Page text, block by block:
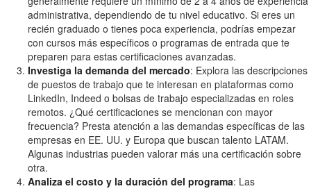
administrativa, dependiendo de tu nivel educativo. Si eres un
recién graduado o tienes poca experiencia, podrías empezar
con cursos más específicos o programas de entrada que te
preparen para estas certificaciones avanzadas.
Investiga la demanda del mercado: Explora las descripciones
de puestos de trabajo que te interesan en plataformas como
LinkedIn, Indeed o bolsas de trabajo especializadas en roles
remotos. ¿Qué certificaciones se mencionan con mayor
frecuencia? Presta atención a las demandas específicas de las
empresas en EE. UU. y Europa que buscan talento LATAM.
Algunas industrias pueden valorar más una certificación sobre
otra.
Analiza el costo y la duración del programa: Las